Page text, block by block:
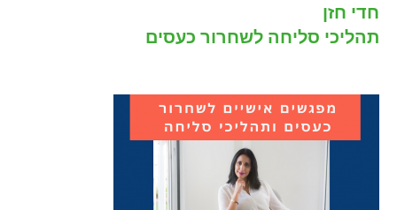
חדי חזן
תהליכי סליחה לשחרור כעסים